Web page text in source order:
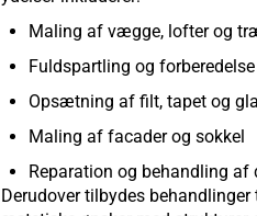
Maling af vægge, lofter og
Fuldspartling og
Opsætning af filt, tapet og
Maling af facader og sokkel
Reparation og behandling af
Derudover tilbydes